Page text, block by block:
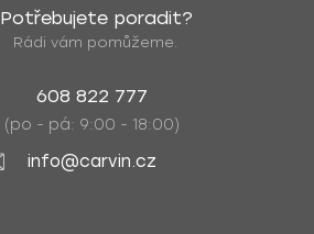
Potřebujete poradit?
Rádi vám pomůžeme.
608 822 777
(po - pá: 9:00 - 18:00)
info@carvin.cz